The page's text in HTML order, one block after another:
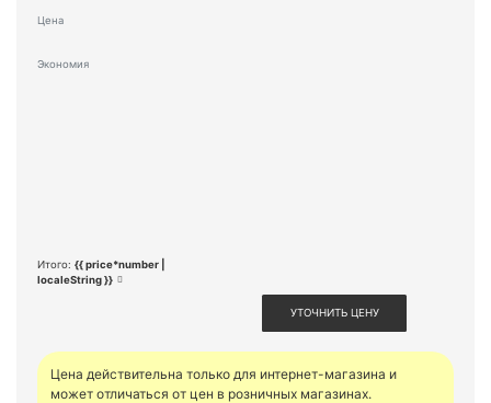
Цена
Экономия
Итого: {{ price*number |
localeString }}
УТОЧНИТЬ ЦЕНУ
Цена действительна только для интернет-магазина и
может отличаться от цен в розничных магазинах.